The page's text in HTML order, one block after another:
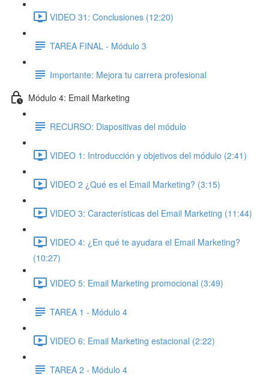
VIDEO 31: Conclusiones (12:20)
TAREA FINAL - Módulo 3
Importante: Mejora tu carrera profesional
Módulo 4: Email Marketing
RECURSO: Diapositivas del módulo
VIDEO 1: Introducción y objetivos del módulo (2:41)
VIDEO 2 ¿Qué es el Email Marketing? (3:15)
VIDEO 3: Características del Email Marketing (11:44)
VIDEO 4: ¿En qué te ayudara el Email Marketing?
(10:27)
VIDEO 5: Email Marketing promocional (3:49)
TAREA 1 - Módulo 4
VIDEO 6: Email Marketing estacional (2:22)
TAREA 2 - Módulo 4